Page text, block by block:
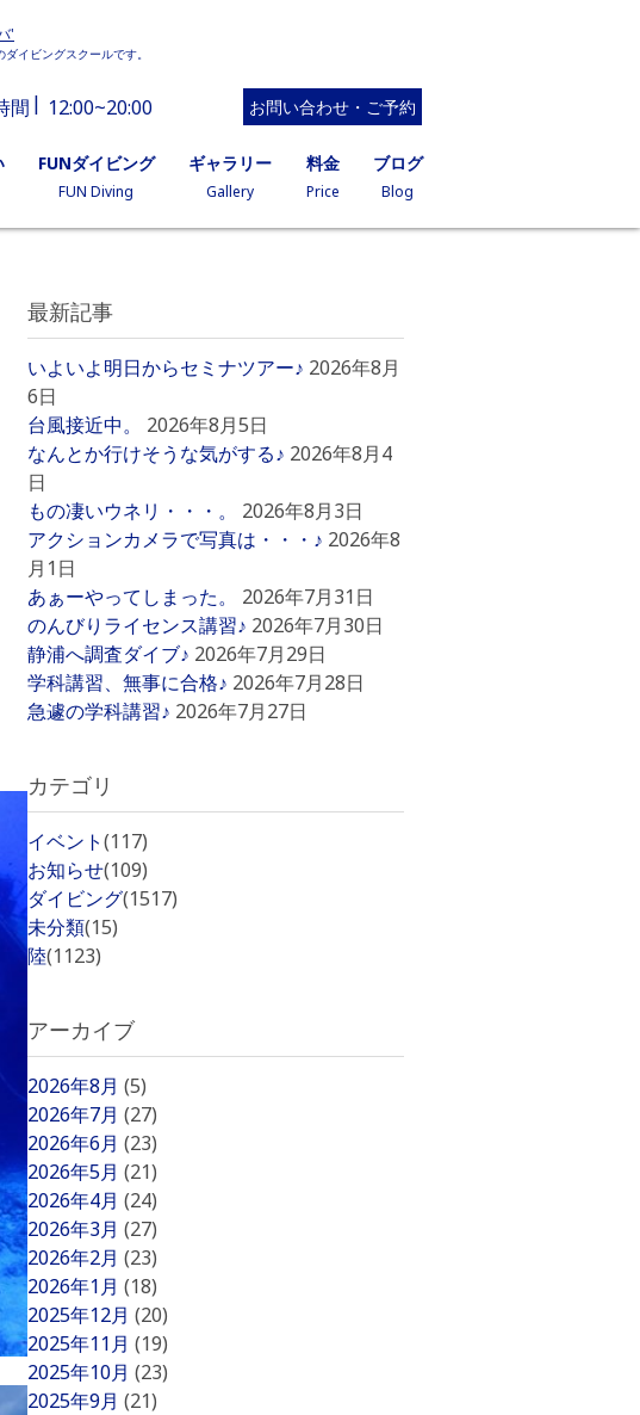
'
イビングスクールです。
間 12:00~20:00 お問い合わせ・ご予約
FUNダイビング
FUN Diving
ギャラリー
Gallery
料金
Price
ブログ
Blog
最新記事
いよいよ明日からセミナツアー♪ 2026年8月
6日
台風接近中。
2026年8月5日
なんとか行けそうな気がする♪ 2026年8月4
日
もの凄いウネリ・・・。
2026年8月3日
アクションカメラで写真は・・・♪ 2026年8
月1日
あぁーやってしまった。
2026年7月31日
のんびりライセンス講習♪ 2026年7月30日
静浦へ調査ダイブ♪ 2026年7月29日
学科講習、無事に合格♪ 2026年7月28日
急遽の学科講習♪ 2026年7月27日
カテゴリ
イベント(117)
お知らせ(109)
ダイビング(1517)
未分類(15)
陸(1123)
アーカイブ
2026年8月 (5)
2026年7月 (27)
2026年6月 (23)
2026年5月 (21)
2026年4月 (24)
2026年3月 (27)
2026年2月 (23)
2026年1月 (18)
2025年12月 (20)
2025年11月 (19)
2025年10月 (23)
2025年9月 (21)